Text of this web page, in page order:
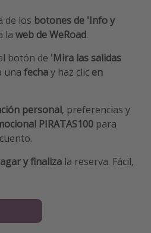
de los botones de 'Info y
la web de WeRoad.
botón de 'Mira las salidas
una fechay haz clic en
personal, preferencias y
PIRATAS100 para
y finaliza la reserva. Fácil,